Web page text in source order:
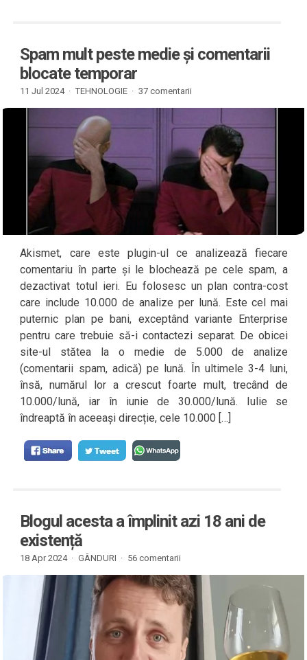
Spam mult peste medie și comentarii
blocate temporar
11 Jul 2024 · TEHNOLOGIE · 37 comentarii
Akismet, care este plugin-ul ce analizează fiecare
comentariu în parte și le blochează pe cele spam, a
dezactivat totul ieri. Eu folosesc un plan contra-cost
care include 10.000 de analize per lună. Este cel mai
puternic plan pe bani, exceptând variante Enterprise
pentru care trebuie să-i contactezi separat. De obicei
site-ul stătea la o medie de 5.000 de analize
(comentarii spam, adică) pe lună. În ultimele 3-4 luni,
însă, numărul lor a crescut foarte mult, trecând de
10.000/lună, iar în iunie de 30.000/lună. Iulie se
îndreaptă în aceeași direcție, cele 10.000 […]
Blogul acesta a împlinit azi 18 ani de
existență
18 Apr 2024 · GÂNDURI · 56 comentarii